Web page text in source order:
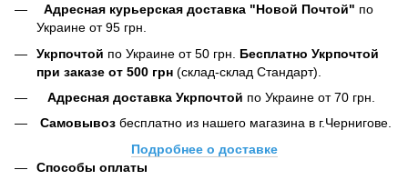
Адресная курьерская доставка "Новой Почтой" по
Украине от 95 грн.
Укрпочтой по Украине от 50 грн. Бесплатно Укрпочтой
при заказе от 500 грн (склад-склад Стандарт).
Адресная доставка Укрпочтой по Украине от 70 грн.
Самовывоз бесплатно из нашего магазина в г.Чернигове.
Подробнее о доставке
Способы оплаты